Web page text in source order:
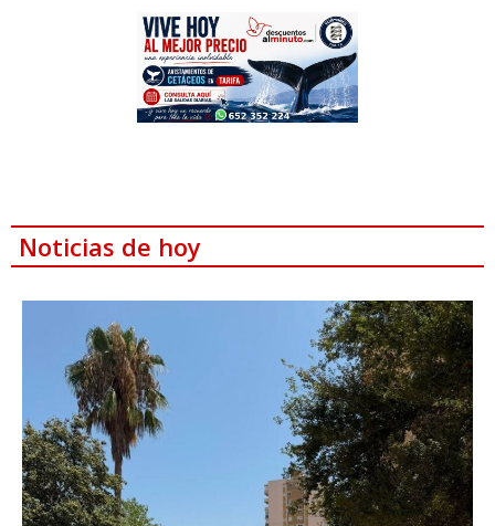
Noticias de hoy